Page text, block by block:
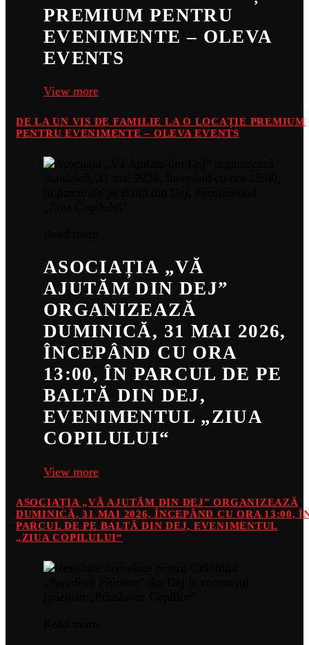
PREMIUM PENTRU
EVENIMENTE – OLEVA
EVENTS
View more
DE LA UN VIS DE FAMILIE LA O LOCAȚIE PREMIUM
PENTRU EVENIMENTE – OLEVA EVENTS
ASOCIAȚIA „VĂ
AJUTĂM DIN DEJ”
ORGANIZEAZĂ
DUMINICĂ, 31 MAI 2026,
ÎNCEPÂND CU ORA
13:00, ÎN PARCUL DE PE
BALTĂ DIN DEJ,
EVENIMENTUL „ZIUA
COPILULUI“
View more
ASOCIAȚIA „VĂ AJUTĂM DIN DEJ” ORGANIZEAZĂ
DUMINICĂ, 31 MAI 2026, ÎNCEPÂND CU ORA 13:00,
PARCUL DE PE BALTĂ DIN DEJ, EVENIMENTUL
„ZIUA COPILULUI“